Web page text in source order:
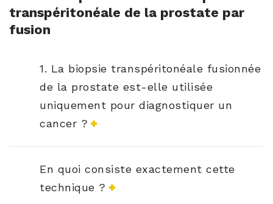
transpéritonéale de la prostate par
fusion
1. La biopsie transpéritonéale fusionnée
de la prostate est-elle utilisée
uniquement pour diagnostiquer un
cancer ?
En quoi consiste exactement cette
technique ?